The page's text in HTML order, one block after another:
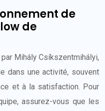
de
de
Mihály Csíkszentmihályi,
dans une activité, souvent
et à la satisfaction. Pour
assurez-vous que les